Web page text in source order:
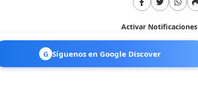
Activar Notificaciones
G Síguenos en Google Discover